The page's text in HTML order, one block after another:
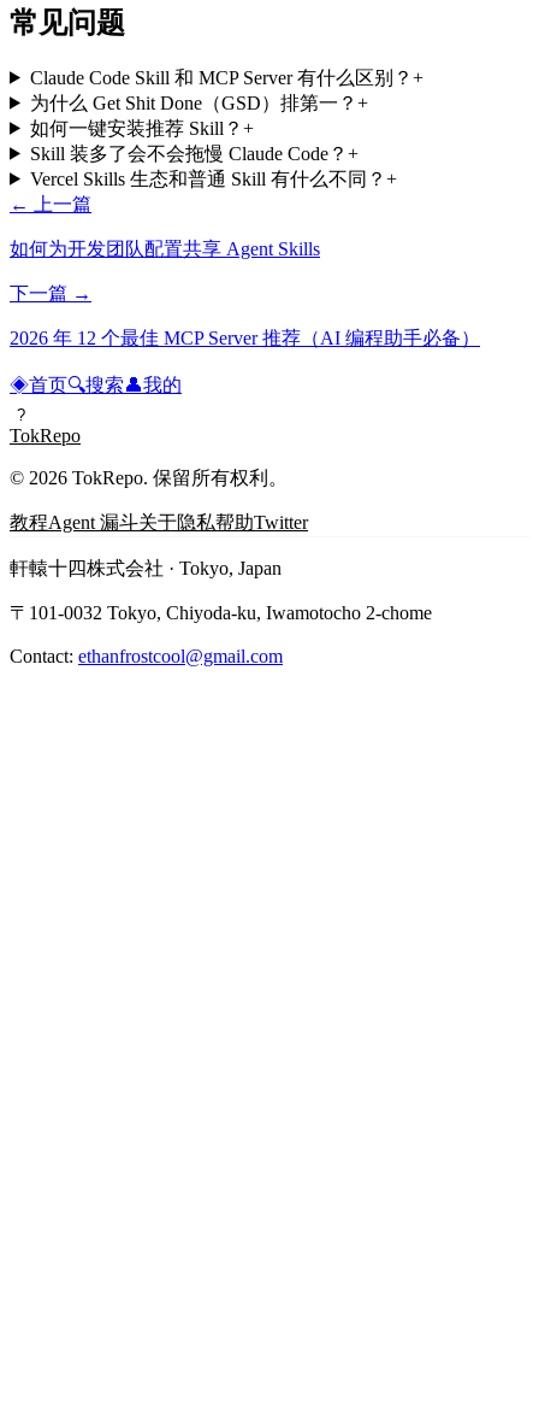
常见问题
Claude Code Skill 和 MCP Server 有什么区别？ +
为什么 Get Shit Done（GSD）排第一？ +
如何一键安装推荐 Skill？ +
Skill 装多了会不会拖慢 Claude Code？ +
Vercel Skills 生态和普通 Skill 有什么不同？ +
← 上一篇
如何为开发团队配置共享 Agent Skills
下一篇 →
2026 年 12 个最佳 MCP Server 推荐（AI 编程助手必备）
◈首页🔍搜索👤我的
?
TokRepo
© 2026 TokRepo. 保留所有权利。
教程Agent 漏斗关于隐私帮助Twitter
軒轅十四株式会社 · Tokyo, Japan
〒101-0032 Tokyo, Chiyoda-ku, Iwamotocho 2-chome
Contact: ethanfrostcool@gmail.com